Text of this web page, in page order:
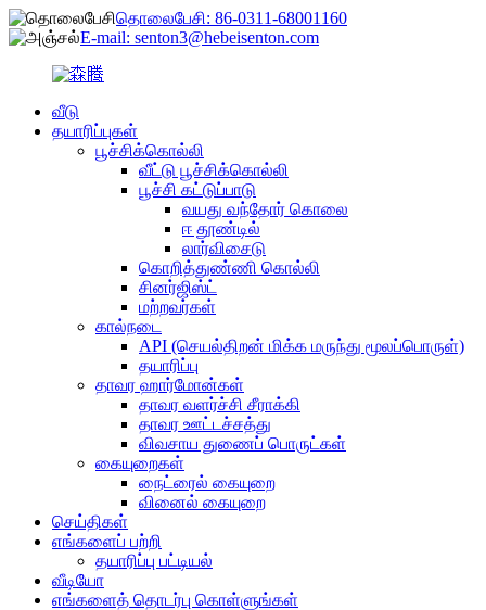
தொலைபேசி: 86-0311-68001160
E-mail: senton3@hebeisenton.com
வீடு
தயாரிப்புகள்
பூச்சிக்கொல்லி
வீட்டு பூச்சிக்கொல்லி
பூச்சி கட்டுப்பாடு
வயது வந்தோர் கொலை
ஈ தூண்டில்
லார்விசைடு
கொறித்துண்ணி கொல்லி
சினர்ஜிஸ்ட்
மற்றவர்கள்
கால்நடை
API (செயல்திறன் மிக்க மருந்து மூலப்பொருள்)
தயாரிப்பு
தாவர ஹார்மோன்கள்
தாவர வளர்ச்சி சீராக்கி
தாவர ஊட்டச்சத்து
விவசாய துணைப் பொருட்கள்
கையுறைகள்
நைட்ரைல் கையுறை
வினைல் கையுறை
செய்திகள்
எங்களைப் பற்றி
தயாரிப்பு பட்டியல்
வீடியோ
எங்களைத் தொடர்பு கொள்ளுங்கள்